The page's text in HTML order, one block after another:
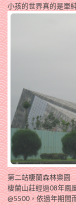
小孩的世界真的是單
第二站棲蘭森林樂園
棲蘭山莊經過08年鳳
@5500，依過年期間